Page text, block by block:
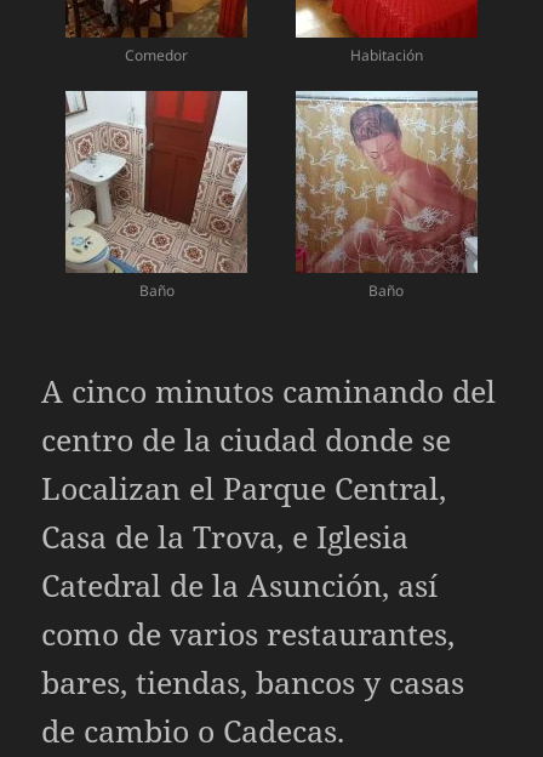
Comedor Habitación
Baño Baño
A cinco minutos caminando del
centro de la ciudad donde se
Localizan el Parque Central,
Casa de la Trova, e Iglesia
Catedral de la Asunción, así
como de varios restaurantes,
bares, tiendas, bancos y casas
de cambio o Cadecas.